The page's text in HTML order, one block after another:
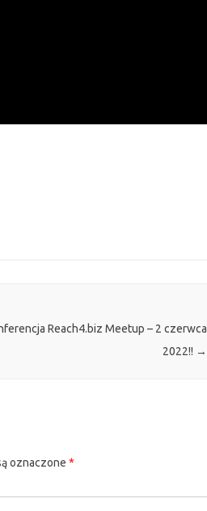
Reach4.biz Meetup – 2 czerwca
2022!! →
oznaczone *